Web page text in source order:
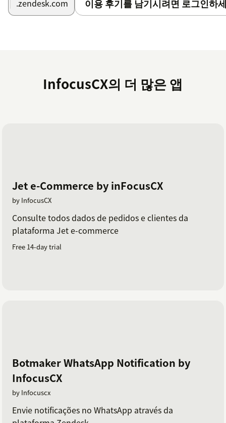
.zendesk.com 이용 후기를 남기시려면 로그인하
InfocusCX의 더 많은 앱
Jet e-Commerce by inFocusCX
by InfocusCX
Consulte todos dados de pedidos e clientes da
plataforma Jet e-commerce
Free 14-day trial
Botmaker WhatsApp Notification by
InfocusCX
by Infocuscx
Envie notificações no WhatsApp através da